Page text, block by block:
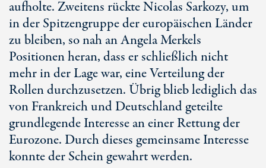
aufholte. Zweitens rückte Nicolas Sarkozy, um
in der Spitzengruppe der europäischen Länder
zu bleiben, so nah an Angela Merkels
Positionen heran, dass er schließlich nicht
mehr in der Lage war, eine Verteilung der
Rollen durchzusetzen. Übrig blieb lediglich das
von Frankreich und Deutschland geteilte
grundlegende Interesse an einer Rettung der
Eurozone. Durch dieses gemeinsame Interesse
konnte der Schein gewahrt werden.